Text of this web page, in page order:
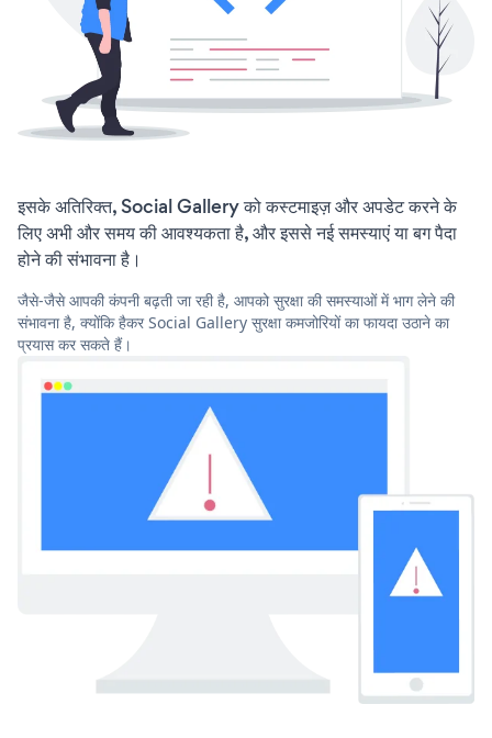
इसके अतिरिक्त, Social Gallery को कस्टमाइज़ और अपडेट करने के
लिए अभी और समय की आवश्यकता है, और इससे नई समस्याएं या बग पैदा
होने की संभावना है।
जैसे-जैसे आपकी कंपनी बढ़ती जा रही है, आपको सुरक्षा की समस्याओं में भाग लेने की
संभावना है, क्योंकि हैकर Social Gallery सुरक्षा कमजोरियों का फायदा उठाने का
प्रयास कर सकते हैं।